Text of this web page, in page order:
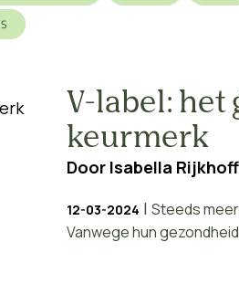
V-label: het
keurmerk
Door Isabella Rijkhoff
12-03-2024 | Steeds
Vanwege hun